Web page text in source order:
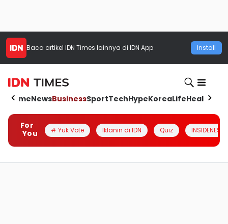
Baca artikel IDN Times lainnya di IDN App Install
HomeNewsBusinessSportTechHypeKoreaLifeHealth
For
You
# Yuk Vote Iklanin di IDN Quiz INSIDENESIA